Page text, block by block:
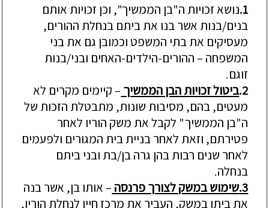
1. נושא זכויות ה"בן הממשיך", וכן זכויות אותם
בנים/בנות אשר בנו את ביתם בנחלת ההורים,
מעסיקים את בתי המשפט וכמובן גם את בני
המשפחה – ההורים-הילדים-האחים ובני/בנות
זוגם.
2. ביטול זכויות הבן הממשיך – קיימים מקרים לא
מעטים, בהם, מסיבות שונות, מתבטלת הזכות של
ה"בן הממשיך" לקבל את משק הוריו לאחר
פטירתם, וזאת לאחר בניית בית המגורים ולפעמים
לאחר שנים רבות בהן גרה בן/בת ובני ביתם
בנחלה.
3.שימוש במשק לצורך פרנסה – אותו בן, אשר בנה
את ביתו במשק, העביר את מרכז חייו לנחלת הוריו,